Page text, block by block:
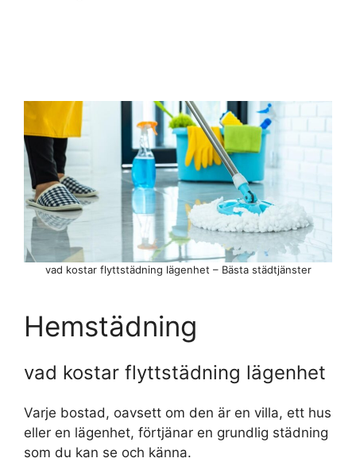
vad kostar flyttstädning lägenhet – Bästa städtjänster
Hemstädning
vad kostar flyttstädning lägenhet
Varje bostad, oavsett om den är en villa, ett hus
eller en lägenhet, förtjänar en grundlig städning
som du kan se och känna.